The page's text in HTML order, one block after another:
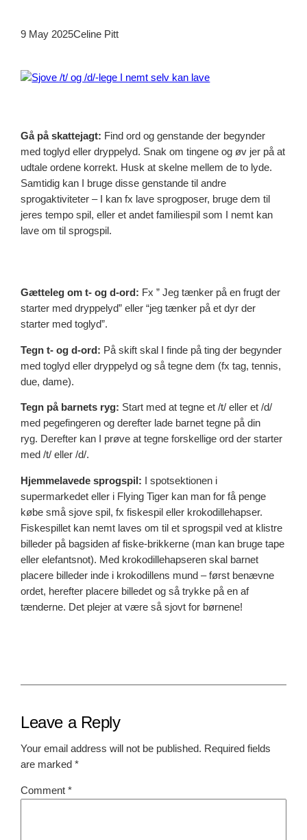
9 May 2025Celine Pitt
Gå på skattejagt: Find ord og genstande der begynder
med toglyd eller dryppelyd. Snak om tingene og øv jer på at
udtale ordene korrekt. Husk at skelne mellem de to lyde.
Samtidig kan I bruge disse genstande til andre
sprogaktiviteter – I kan fx lave sprogposer, bruge dem til
jeres tempo spil, eller et andet familiespil som I nemt kan
lave om til sprogspil.
Gætteleg om t- og d-ord: Fx ” Jeg tænker på en frugt der
starter med dryppelyd” eller “jeg tænker på et dyr der
starter med toglyd”.
Tegn t- og d-ord: På skift skal I finde på ting der begynder
med toglyd eller dryppelyd og så tegne dem (fx tag, tennis,
due, dame).
Tegn på barnets ryg: Start med at tegne et /t/ eller et /d/
med pegefingeren og derefter lade barnet tegne på din
ryg. Derefter kan I prøve at tegne forskellige ord der starter
med /t/ eller /d/.
Hjemmelavede sprogspil: I spotsektionen i
supermarkedet eller i Flying Tiger kan man for få penge
købe små sjove spil, fx fiskespil eller krokodillehapser.
Fiskespillet kan nemt laves om til et sprogspil ved at klistre
billeder på bagsiden af fiske-brikkerne (man kan bruge tape
eller elefantsnot). Med krokodillehapseren skal barnet
placere billeder inde i krokodillens mund – først benævne
ordet, herefter placere billedet og så trykke på en af
tænderne. Det plejer at være så sjovt for børnene!
Leave a Reply
Your email address will not be published. Required fields
are marked*
Comment*